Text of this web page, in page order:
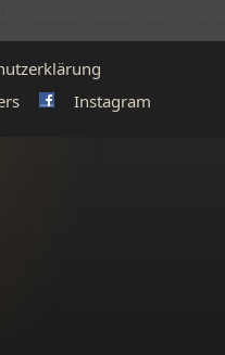
Instagram